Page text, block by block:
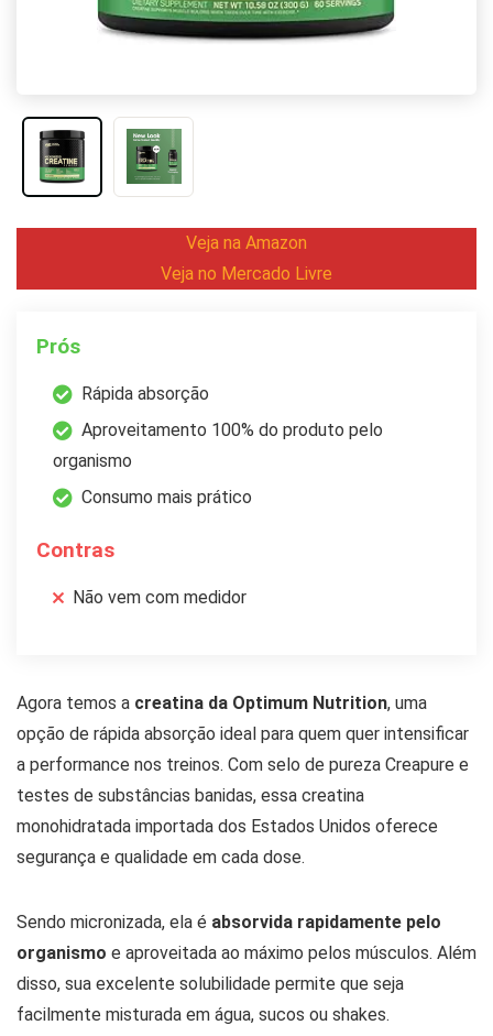
Veja na Amazon
Veja no Mercado Livre
Prós
Rápida absorção
Aproveitamento 100% do produto pelo
organismo
Consumo mais prático
Contras
Não vem com medidor
Agora temos a creatina da Optimum Nutrition, uma
opção de rápida absorção ideal para quem quer intensificar
a performance nos treinos. Com selo de pureza Creapure e
testes de substâncias banidas, essa creatina
monohidratada importada dos Estados Unidos oferece
segurança e qualidade em cada dose.
Sendo micronizada, ela é absorvida rapidamente pelo
organismo e aproveitada ao máximo pelos músculos. Além
disso, sua excelente solubilidade permite que seja
facilmente misturada em água, sucos ou shakes.